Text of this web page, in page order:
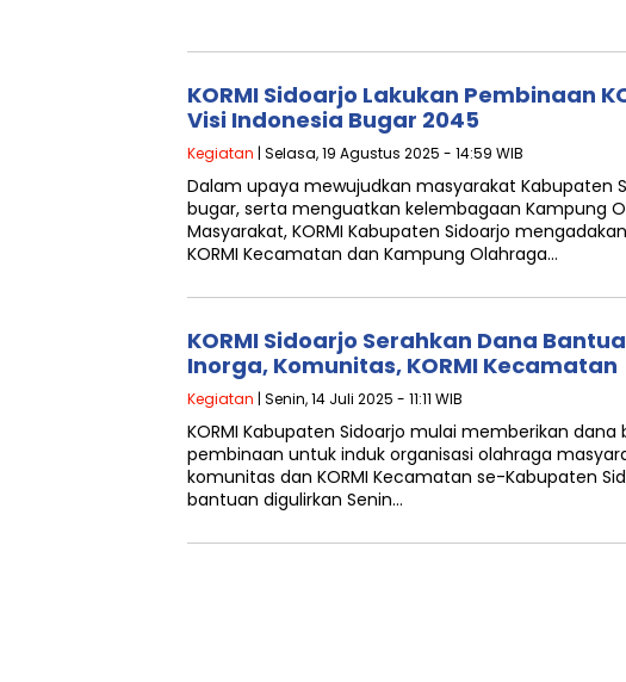
KORMI Sidoarjo Lakukan Pembinaan
Visi Indonesia Bugar 2045
Kegiatan | Selasa, 19 Agustus 2025 - 14:59 WIB
Dalam upaya mewujudkan masyarakat Kabupaten
bugar, serta menguatkan kelembagaan Kampung
Masyarakat, KORMI Kabupaten Sidoarjo
KORMI Kecamatan dan Kampung Olahraga…
KORMI Sidoarjo Serahkan Dana
Inorga, Komunitas, KORMI Kecamatan
Kegiatan | Senin, 14 Juli 2025 - 11:11 WIB
KORMI Kabupaten Sidoarjo mulai memberikan dana
pembinaan untuk induk organisasi olahraga
komunitas dan KORMI Kecamatan se-Kabupaten
bantuan digulirkan Senin…